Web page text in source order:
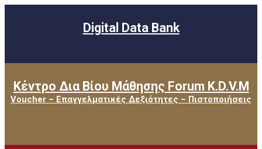
Digital Data Bank
Κέντρο Δια Βίου Μάθησης Forum K.D.V.M
Voucher – Επαγγελματικές Δεξιότητες – Πιστοποιήσεις